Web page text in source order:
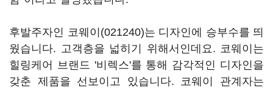
후발주자인 코웨이(021240)는 디자인에 승부수를 띄
웠습니다. 고객층을 넓히기 위해서인데요. 코웨이는
힐링케어 브랜드 '비렉스'를 통해 감각적인 디자인을
갖춘 제품을 선보이고 있습니다. 코웨이 관계자는